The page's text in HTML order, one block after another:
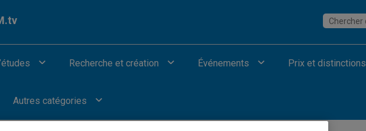
Recherche et création Événements Prix et distinctions
Autres catégories